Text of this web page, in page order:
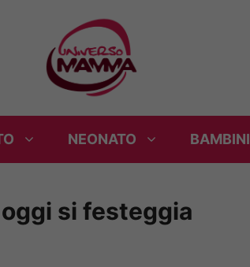
NEONATO BAMBINI
si festeggia